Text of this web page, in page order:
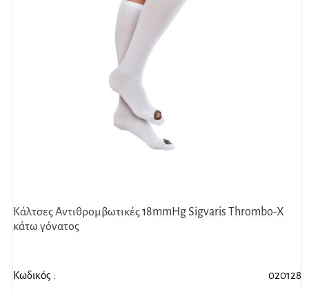
Κάλτσες Αντιθρομβωτικές 18mmHg Sigvaris Thrombo-X
κάτω γόνατος
Κωδικός : 020128